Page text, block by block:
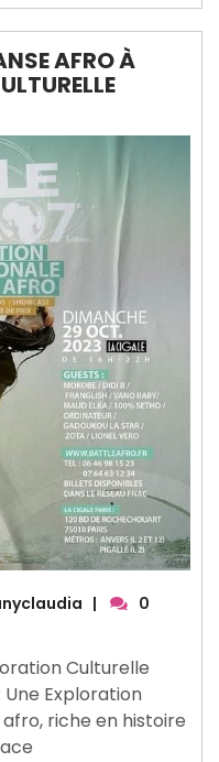
AFRO À
|
0
Culturelle
Exploration
riche en histoire